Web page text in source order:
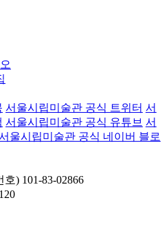
서울시립미술관 공식 트위터 서
서울시립미술관 공식 유튜브 서
울시립미술관 공식 네이버 블로
) 101-83-02866